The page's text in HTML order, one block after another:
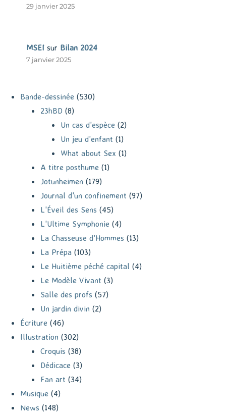
29 janvier 2025
MSEI sur Bilan 2024
7 janvier 2025
Bande-dessinée (530)
23hBD (8)
Un cas d'espèce (2)
Un jeu d'enfant (1)
What about Sex (1)
A titre posthume (1)
Jotunheimen (179)
Journal d'un confinement (97)
L'Éveil des Sens (45)
L'Ultime Symphonie (4)
La Chasseuse d'Hommes (13)
La Prépa (103)
Le Huitième péché capital (4)
Le Modèle Vivant (3)
Salle des profs (57)
Un jardin divin (2)
Écriture (46)
Illustration (302)
Croquis (38)
Dédicace (3)
Fan art (34)
Musique (4)
News (148)